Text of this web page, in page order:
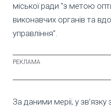
міської ради "з метою
виконавчих органів та
управління".
За даними мерії, у